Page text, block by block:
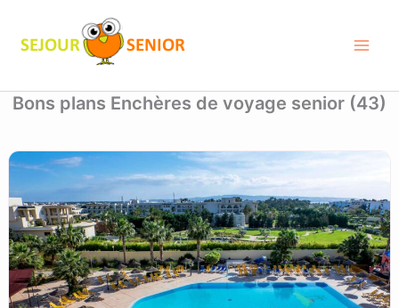
contenu
Bons plans Enchères de voyage senior (43)
Posts navigation